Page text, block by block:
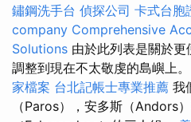
鏽鋼洗手台 偵探公司 卡式台胞
company Comprehensive
Solutions 由於此列表是關於
調整到現在不太敬虔的島嶼上。
家檔案 台北記帳士專業推薦 我
（Paros），安多斯（Andors